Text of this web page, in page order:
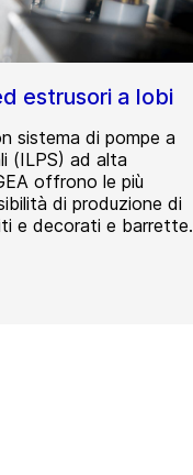
estrusori a lobi
sistema di pompe a
(ILPS) ad alta
offrono le più
di produzione di
e decorati e barrette.